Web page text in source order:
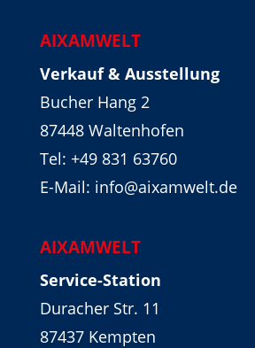
AIXAMWELT
Verkauf & Ausstellung
Bucher Hang 2
87448 Waltenhofen
Tel: +49 831 63760
E-Mail: info@aixamwelt.de
AIXAMWELT
Service-Station
Duracher Str. 11
87437 Kempten